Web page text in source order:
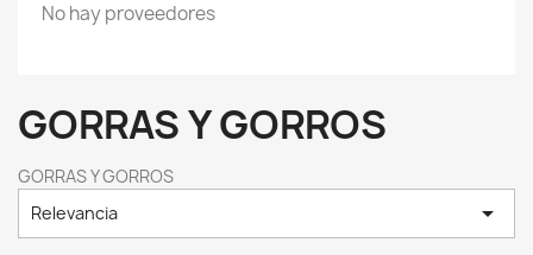
No hay proveedores
GORRAS Y GORROS
GORRAS Y GORROS
Relevancia
